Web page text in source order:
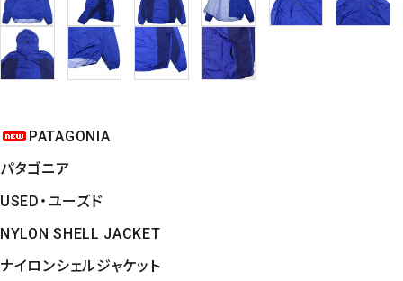
PATAGONIA
パタゴニア
USED・ユーズド
NYLON SHELL JACKET
ナイロンシェルジャケット